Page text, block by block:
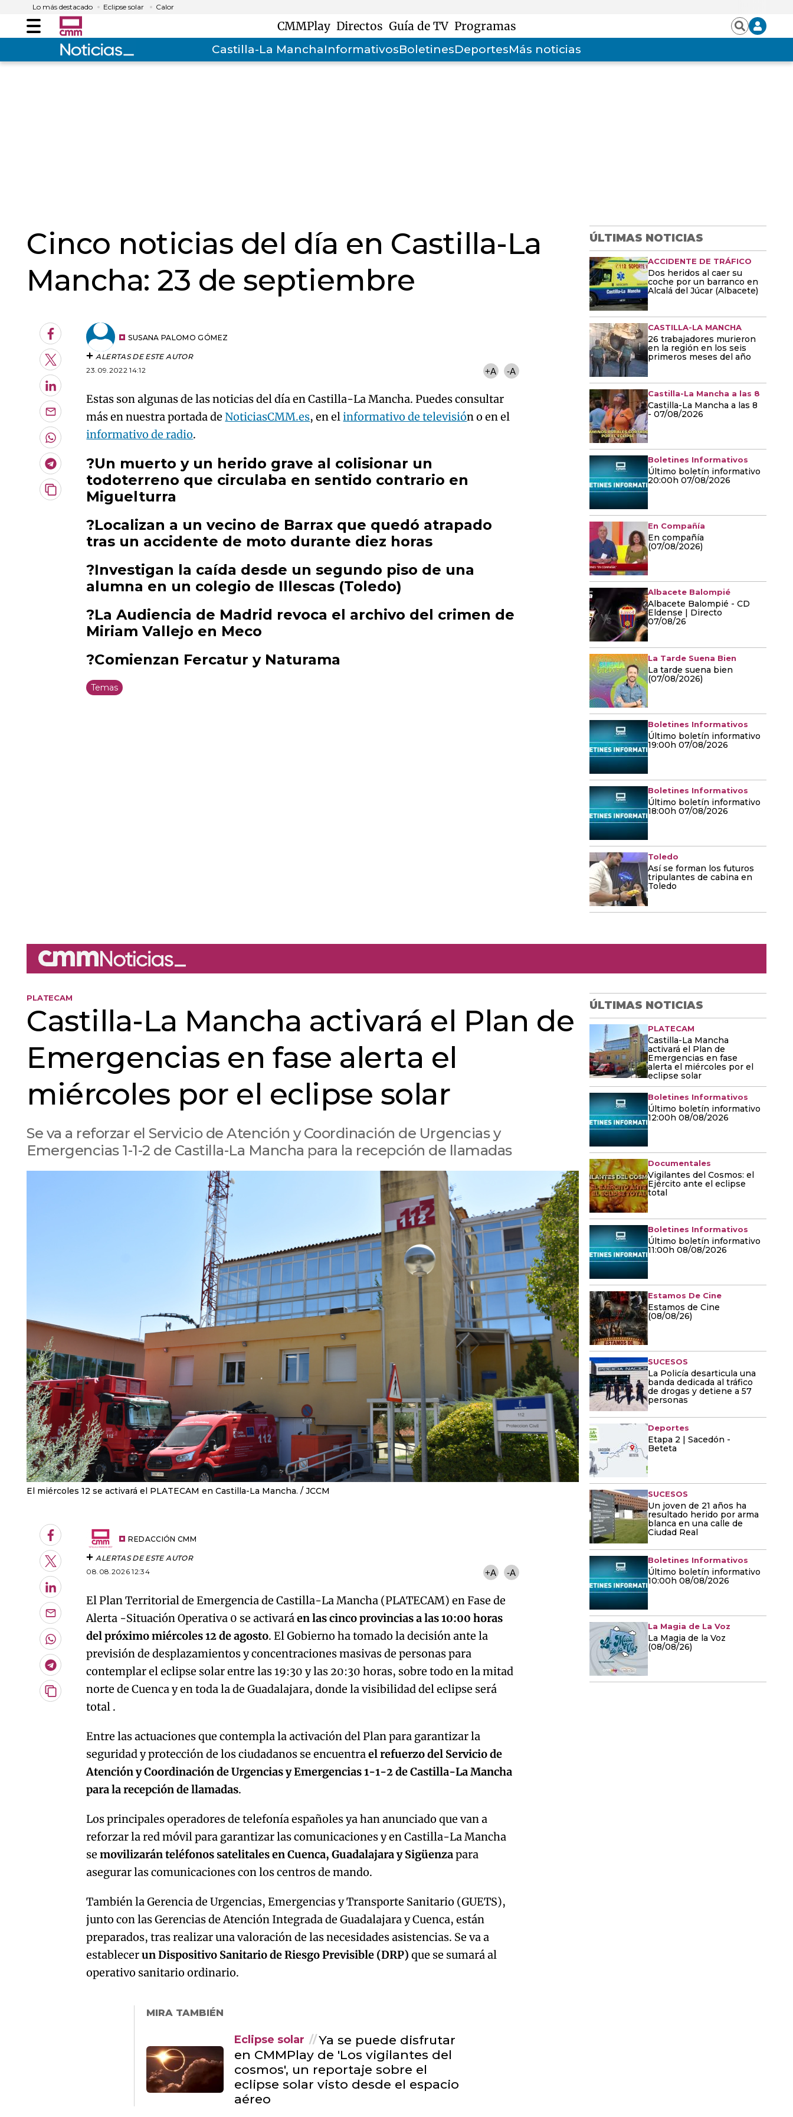
Lo más destacado Eclipse solar Calor
Menú CMMPlay Directos Guía de TV Programas BuscarIniciar
sesión
Castilla-La ManchaInformativosBoletinesDeportesMás noticias
Cinco noticias del día en Castilla-La
Mancha: 23 de septiembre
Facebook
Twitter
LinkedIn
Enviar
por
Email
Whatsapp
Telegram
Copiar
SUSANA PALOMO GÓMEZ
ALERTAS DE ESTE AUTOR
23.09.2022 14:12
+A -A
Estas son algunas de las noticias del día en Castilla-La Mancha. Puedes consultar
más en nuestra portada de NoticiasCMM.es, en elinformativo de televisión o en el
informativo de radio.
?Un muerto y un herido grave al colisionar un
todoterreno que circulaba en sentido contrario en
Miguelturra
?Localizan a un vecino de Barrax que quedó atrapado
tras un accidente de moto durante diez horas
?Investigan la caída desde un segundo piso de una
alumna en un colegio de Illescas (Toledo)
?La Audiencia de Madrid revoca el archivo del crimen de
Miriam Vallejo en Meco
?Comienzan Fercatur y Naturama
Temas
ÚLTIMAS NOTICIAS
ACCIDENTE DE TRÁFICO
Dos heridos al caer su
coche por un barranco en
Alcalá del Júcar (Albacete)
CASTILLA-LA MANCHA
26 trabajadores murieron
en la región en los seis
primeros meses del año
Castilla-La Mancha a las 8
Castilla-La Mancha a las 8
- 07/08/2026
Boletines Informativos
Último boletín informativo
20:00h 07/08/2026
En Compañía
En compañía
(07/08/2026)
Albacete Balompié
Albacete Balompié - CD
Eldense | Directo
07/08/26
La Tarde Suena Bien
La tarde suena bien
(07/08/2026)
Boletines Informativos
Último boletín informativo
19:00h 07/08/2026
Boletines Informativos
Último boletín informativo
18:00h 07/08/2026
Toledo
Así se forman los futuros
tripulantes de cabina en
Toledo
PLATECAM
Castilla-La Mancha activará el Plan de
Emergencias en fase alerta el
miércoles por el eclipse solar
Se va a reforzar el Servicio de Atención y Coordinación de Urgencias y
Emergencias 1-1-2 de Castilla-La Mancha para la recepción de llamadas
El miércoles 12 se activará el PLATECAM en Castilla-La Mancha. JCCM
Facebook
Twitter
LinkedIn
Enviar
por
Email
Whatsapp
Telegram
Copiar
artículo
REDACCIÓN CMM
ALERTAS DE ESTE AUTOR
08.08.2026 12:34
+A -A
El PlanTerritorial de Emergencia de Castilla-La Mancha (PLATECAM) en Fase de
Alerta -Situación Operativa 0 se activaráen las cinco provincias a las 10:00 horas
del próximo miércoles 12 de agosto. El Gobierno ha tomado la decisión ante la
previsión de desplazamientos y concentraciones masivas de personas para
contemplar el eclipse solar entre las 19:30 y las 20:30 horas, sobre todo en la mitad
norte de Cuenca y en toda la de Guadalajara, donde la visibilidad del eclipse será
total .
Entre las actuaciones que contempla la activación del Plan para garantizar la
seguridad y protección de los ciudadanos se encuentrael refuerzo del Servicio de
Atención y Coordinación de Urgencias y Emergencias 1-1-2de Castilla-La Mancha
para la recepción de llamadas.
Los principales operadores de telefonía españoles ya han anunciado que van a
reforzar la red móvil para garantizar las comunicaciones y en Castilla-La Mancha
se movilizarán teléfonos satelitales en Cuenca, Guadalajara y Sigüenzapara
asegurar las comunicaciones con los centros de mando.
También la Gerencia de Urgencias, Emergencias y Transporte Sanitario (GUETS),
junto con las Gerencias de Atención Integrada de Guadalajara y Cuenca, están
preparados, tras realizar una valoración de las necesidades asistencias. Se va a
establecerun Dispositivo Sanitario de Riesgo Previsible (DRP) que se sumará al
operativo sanitario ordinario.
MIRA TAMBIÉN
Eclipse solar
Ya se puede disfrutar
en CMMPlay de 'Los vigilantes del
cosmos', un reportaje sobre el
eclipse solar visto desde el espacio
aéreo
ÚLTIMAS NOTICIAS
PLATECAM
Castilla-La Mancha
activará el Plan de
Emergencias en fase
alerta el miércoles por el
eclipse solar
Boletines Informativos
Último boletín informativo
12:00h 08/08/2026
Documentales
Vigilantes del Cosmos: el
Ejército ante el eclipse
total
Boletines Informativos
Último boletín informativo
11:00h 08/08/2026
Estamos De Cine
Estamos de Cine
(08/08/26)
SUCESOS
La Policía desarticula una
banda dedicada al tráfico
de drogas y detiene a 57
personas
Deportes
Etapa 2 | Sacedón -
Beteta
SUCESOS
Un joven de 21 años ha
resultado herido por arma
blanca en una calle de
Ciudad Real
Boletines Informativos
Último boletín informativo
10:00h 08/08/2026
La Magia de La Voz
La Magia de la Voz
(08/08/26)